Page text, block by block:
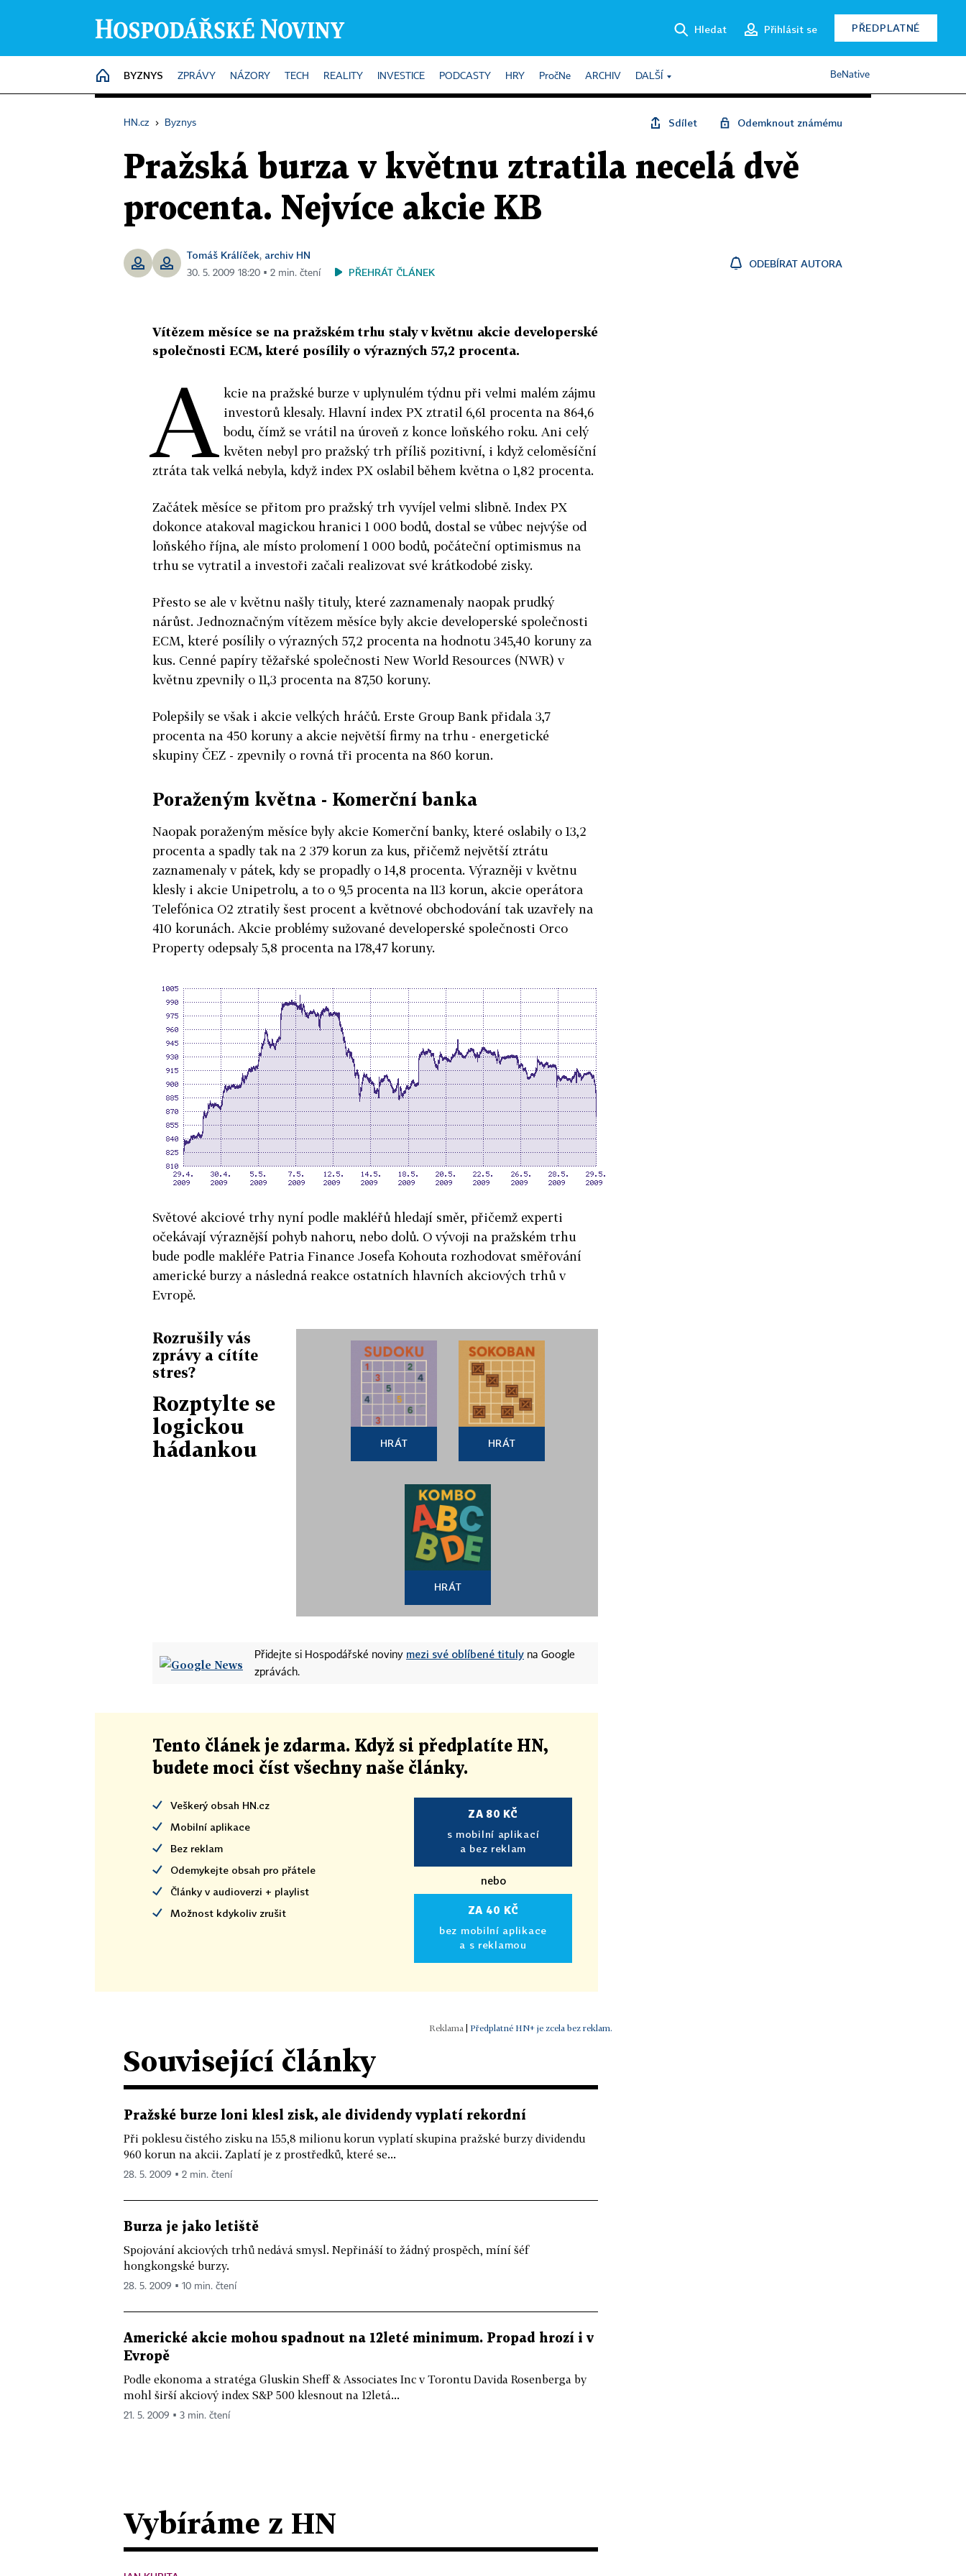
Hledat Přihlásit se PŘEDPLATNÉ
HOME
BYZNYS ZPRÁVY NÁZORY TECH REALITY INVESTICE PODCASTY HRY PročNe ARCHIV DALŠÍ BeNative
HN.cz › Byznys Sdílet Odemknout známému
Pražská burza v květnu ztratila necelá dvě
procenta. Nejvíce akcie KB
Tomáš Králíček, archiv HN
30. 5. 2009 18:20 ▪ 2 min. čtení PŘEHRÁT ČLÁNEK
ODEBÍRAT AUTORA
Vítězem měsíce se na pražském trhu staly v květnu akcie developerské
společnosti ECM, které posílily o výrazných 57,2 procenta.
A kcie na pražské burze v uplynulém týdnu při velmi malém zájmu
investorů klesaly. Hlavní index PX ztratil 6,61 procenta na 864,6
bodu, čímž se vrátil na úroveň z konce loňského roku. Ani celý
květen nebyl pro pražský trh příliš pozitivní, i když celoměsíční
ztráta tak velká nebyla, když index PX oslabil během května o 1,82 procenta.
Začátek měsíce se přitom pro pražský trh vyvíjel velmi slibně. Index PX
dokonce atakoval magickou hranici 1 000 bodů, dostal se vůbec nejvýše od
loňského října, ale místo prolomení 1 000 bodů, počáteční optimismus na
trhu se vytratil a investoři začali realizovat své krátkodobé zisky.
Přesto se ale v květnu našly tituly, které zaznamenaly naopak prudký
nárůst. Jednoznačným vítězem měsíce byly akcie developerské společnosti
ECM, které posílily o výrazných 57,2 procenta na hodnotu 345,40 koruny za
kus. Cenné papíry těžařské společnosti New World Resources (NWR) v
květnu zpevnily o 11,3 procenta na 87,50 koruny.
Polepšily se však i akcie velkých hráčů. Erste Group Bank přidala 3,7
procenta na 450 koruny a akcie největší firmy na trhu - energetické
skupiny ČEZ - zpevnily o rovná tři procenta na 860 korun.
Poraženým května - Komerční banka
Naopak poraženým měsíce byly akcie Komerční banky, které oslabily o 13,2
procenta a spadly tak na 2 379 korun za kus, přičemž největší ztrátu
zaznamenaly v pátek, kdy se propadly o 14,8 procenta. Výrazněji v květnu
klesly i akcie Unipetrolu, a to o 9,5 procenta na 113 korun, akcie operátora
Telefónica O2 ztratily šest procent a květnové obchodování tak uzavřely na
410 korunách. Akcie problémy sužované developerské společnosti Orco
Property odepsaly 5,8 procenta na 178,47 koruny.
Světové akciové trhy nyní podle makléřů hledají směr, přičemž experti
očekávají výraznější pohyb nahoru, nebo dolů. O vývoji na pražském trhu
bude podle makléře Patria Finance Josefa Kohouta rozhodovat směřování
americké burzy a následná reakce ostatních hlavních akciových trhů v
Evropě.
Rozrušily vás
zprávy a cítíte
stres?
Rozptylte se
logickou
hádankou
HRÁT HRÁT
HRÁT
Přidejte si Hospodářské noviny mezi své oblíbené tituly na Google
zprávách.
Tento článek je zdarma. Když si předplatíte HN,
budete moci číst všechny naše články.
Veškerý obsah HN.cz
Mobilní aplikace
Bez reklam
Odemykejte obsah pro přátele
Články v audioverzi + playlist
Možnost kdykoliv zrušit
ZA 80 KČ
s mobilní aplikací
a bez reklam
nebo
ZA 40 KČ
bez mobilní aplikace
a s reklamou
Předplatné HN+ je zcela bez reklam.
Související články
Pražské burze loni klesl zisk, ale dividendy vyplatí rekordní
Při poklesu čistého zisku na 155,8 milionu korun vyplatí skupina pražské burzy dividendu
960 korun na akcii. Zaplatí je z prostředků, které se...
28. 5. 2009 ▪ 2 min. čtení
Burza je jako letiště
Spojování akciových trhů nedává smysl. Nepřináší to žádný prospěch, míní šéf
hongkongské burzy.
28. 5. 2009 ▪ 10 min. čtení
Americké akcie mohou spadnout na 12leté minimum. Propad hrozí i v
Evropě
Podle ekonoma a stratéga Gluskin Sheff & Associates Inc v Torontu Davida Rosenberga by
mohl širší akciový index S&P 500 klesnout na 12letá...
21. 5. 2009 ▪ 3 min. čtení
Vybíráme z HN